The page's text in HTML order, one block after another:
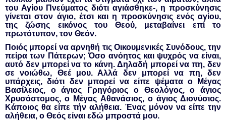
του Αγίου Πνεύματος διότι αγιάσθηκε-, η προσκύνησις
γίνεται στον άγιο, έτσι και η προσκύνησις ενός αγίου,
της ζώσης εικόνος του Θεού, μεταβαίνει επί το
πρωτότυπον, τον Θεόν.
Ποιός μπορεί να αρνηθή τις Οικουμενικές Συνόδους, την
πείρα των Πάτερων; Όσο ανόητος και ψυχρός να είναι,
αυτό δεν μπορεί να το κάνη. Δηλαδή μπορεί να πη, δεν
σε νοιώθω, Θεέ μου. Αλλά δεν μπορεί να πη, δεν
υπάρχεις, διότι δεν μπορεί να είπε ψέματα ο Μέγας
Βασίλειος, ο άγιος Γρηγόριος ο Θεολόγος, ο άγιος
Χρυσόστομος, ο Μέγας Αθανάσιος, ο άγιος Διονύσιος.
Κάποιος θα είπε τήν αλήθεια. Ένας μόνον να είπε την
αλήθεια, ο Θεός είναι εδώ μπροστά μου.